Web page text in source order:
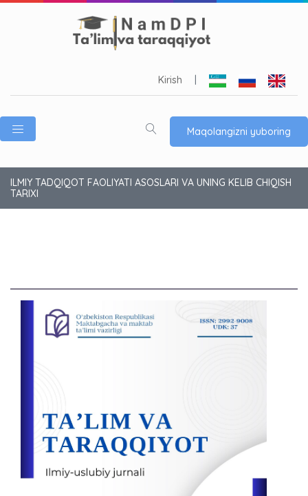
Kirish
Maqolangizni yuboring
ILMIY TADQIQOT FAOLIYATI ASOSLARI VA UNING KELIB CHIQISH
TARIXI